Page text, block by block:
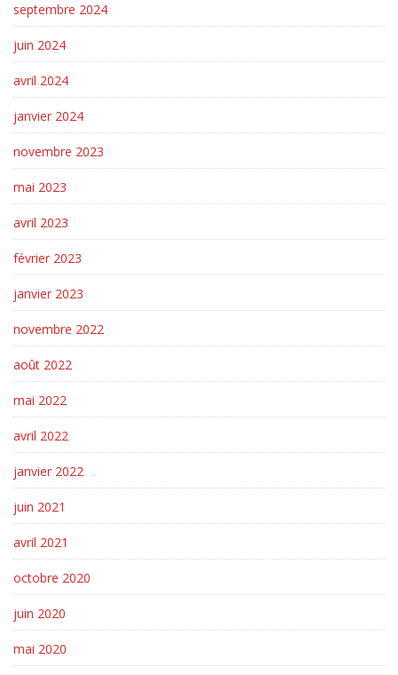
septembre 2024
juin 2024
avril 2024
janvier 2024
novembre 2023
mai 2023
avril 2023
février 2023
janvier 2023
novembre 2022
août 2022
mai 2022
avril 2022
janvier 2022
juin 2021
avril 2021
octobre 2020
juin 2020
mai 2020